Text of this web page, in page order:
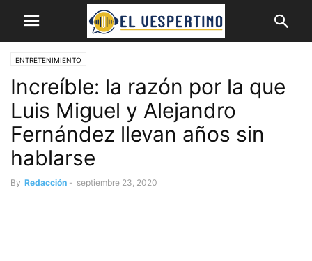
ENTRETENIMIENTO
Increíble: la razón por la que
Luis Miguel y Alejandro
Fernández llevan años sin
hablarse
By Redacción - septiembre 23, 2020